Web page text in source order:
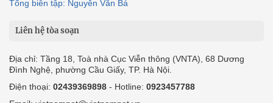
Tổng biên tập: Nguyễn Văn Bá
Liên hệ tòa soạn
Địa chỉ: Tầng 18, Toà nhà Cục Viễn thông (VNTA), 68 Dương
Đình Nghệ, phường Cầu Giấy, TP. Hà Nội.
Điện thoại: 02439369898 - Hotline: 0923457788